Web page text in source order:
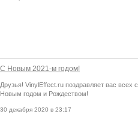
С Новым 2021-м годом!
Друзья! VinylEffect.ru поздравляет вас всех с
Новым годом и Рождеством!
30 декабря 2020 в 23:17